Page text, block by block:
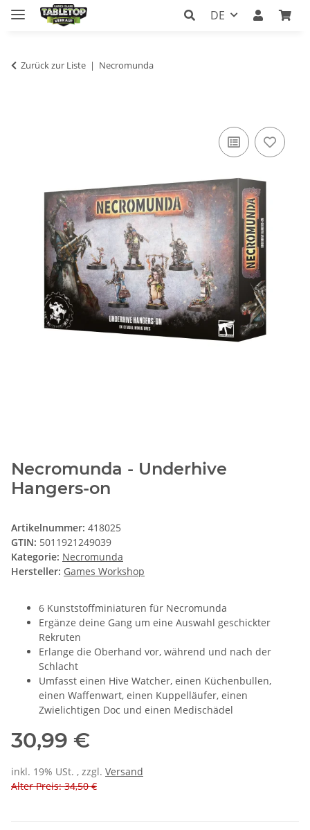
DE
Zurück zur Liste Necromunda
Necromunda - Underhive
Hangers-on
Artikelnummer: 418025
GTIN: 5011921249039
Kategorie: Necromunda
Hersteller: Games Workshop
6 Kunststoffminiaturen für Necromunda
Ergänze deine Gang um eine Auswahl geschickter
Rekruten
Erlange die Oberhand vor, während und nach der
Schlacht
Umfasst einen Hive Watcher, einen Küchenbullen,
einen Waffenwart, einen Kuppelläufer, einen
Zwielichtigen Doc und einen Medischädel
30,99 €
inkl. 19% USt. , zzgl. Versand
Alter Preis: 34,50 €